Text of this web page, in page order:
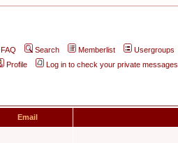
FAQ Search Memberlist Usergroups
Profile
Log in to check your private messages
Email